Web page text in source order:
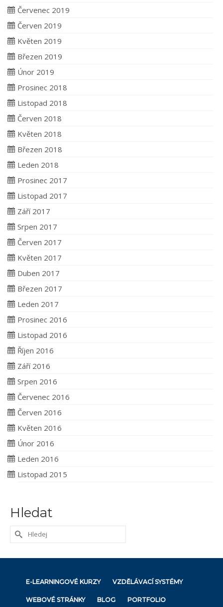
Červenec 2019
Červen 2019
Květen 2019
Březen 2019
Únor 2019
Prosinec 2018
Listopad 2018
Červen 2018
Květen 2018
Březen 2018
Leden 2018
Prosinec 2017
Listopad 2017
Září 2017
Srpen 2017
Červen 2017
Květen 2017
Duben 2017
Březen 2017
Leden 2017
Prosinec 2016
Listopad 2016
Říjen 2016
Září 2016
Srpen 2016
Červenec 2016
Červen 2016
Květen 2016
Únor 2016
Leden 2016
Listopad 2015
Hledat
Search
for:
E-LEARNINGOVÉ KURZY VZDĚLÁVACÍ SYSTÉMY
WEBOVÉ STRÁNKY BLOG PORTFOLIO